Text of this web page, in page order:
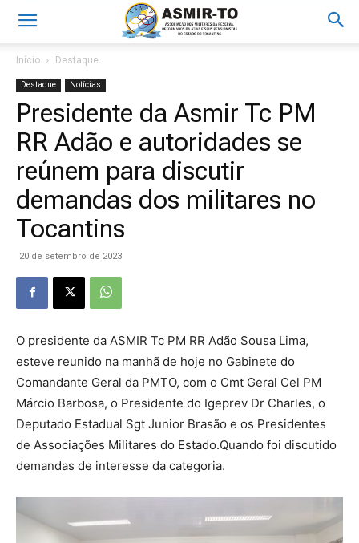
Início Destaque
Destaque Notícias
Presidente da Asmir Tc PM
RR Adão e autoridades se
reúnem para discutir
demandas dos militares no
Tocantins
20 de setembro de 2023
O presidente da ASMIR Tc PM RR Adão Sousa Lima,
esteve reunido na manhã de hoje no Gabinete do
Comandante Geral da PMTO, com o Cmt Geral Cel PM
Márcio Barbosa, o Presidente do Igeprev Dr Charles, o
Deputado Estadual Sgt Junior Brasão e os Presidentes
de Associações Militares do Estado.Quando foi discutido
demandas de interesse da categoria.